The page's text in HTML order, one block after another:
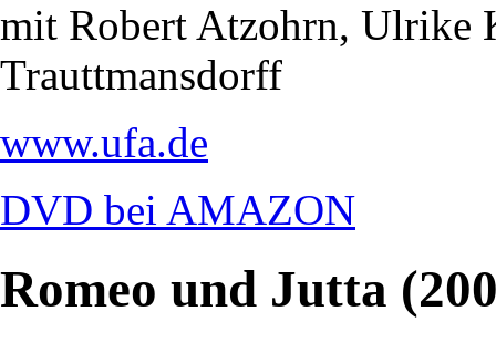
mit Robert Atzohrn, Ulrike
Trauttmansdorff
www.ufa.de
DVD bei AMAZON
Romeo und Jutta